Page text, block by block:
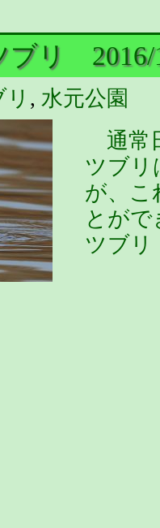
ブリ 2016/
, 水元公園
通常
ツブリ
が、こ
とが
ツブリ